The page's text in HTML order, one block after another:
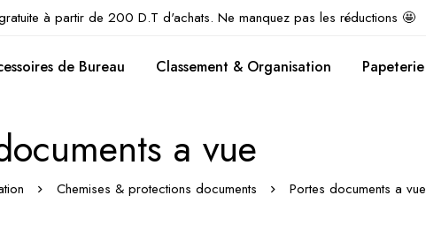
à partir de 200 D.T d'achats. Ne manquez pas les réductions 🤩
de Bureau Classement & Organisation Papeterie
a vue
Chemises & protections documents Portes documents a vue